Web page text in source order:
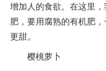
增加人的食欲。在这里
肥，要用腐熟的有机肥
更甜。
樱桃萝卜